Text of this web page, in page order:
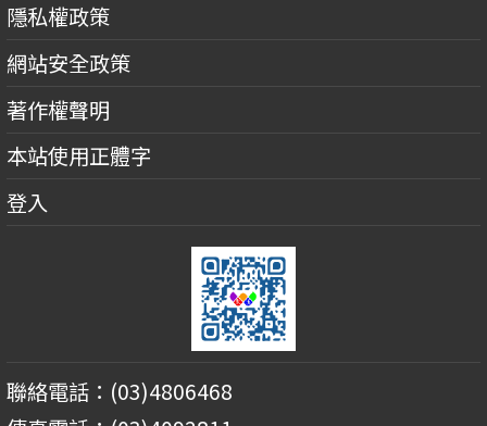
隱私權政策
網站安全政策
著作權聲明
本站使用正體字
登入
聯絡電話：(03)4806468